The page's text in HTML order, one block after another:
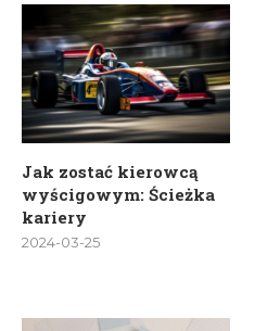
Jak zostać kierowcą
wyścigowym: Ścieżka
kariery
2024-03-25